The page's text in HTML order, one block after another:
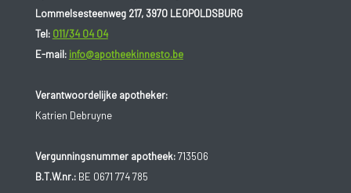
Lommelsesteenweg 217, 3970 LEOPOLDSBURG
Tel: 011/34 04 04
E-mail: info@apotheekinnesto.be
Verantwoordelijke apotheker:
Katrien Debruyne
Vergunningsnummer apotheek:713506
B.T.W.nr.:BE 0671 774 785